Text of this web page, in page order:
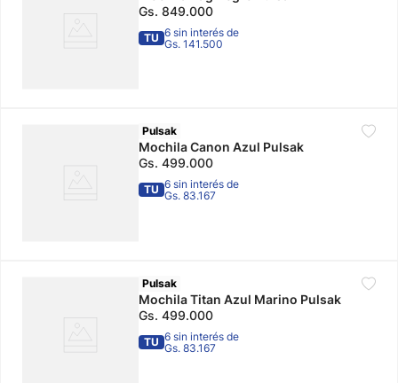
Gs. 849.000
TU 6 sin interés de
Gs. 141.500
Pulsak
Mochila Canon Azul Pulsak
Gs. 499.000
TU 6 sin interés de
Gs. 83.167
Pulsak
Mochila Titan Azul Marino Pulsak
Gs. 499.000
TU 6 sin interés de
Gs. 83.167